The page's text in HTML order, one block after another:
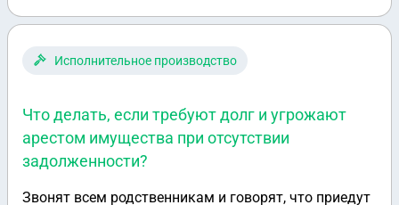
Исполнительное производство
Что делать, если требуют долг и угрожают
арестом имущества при отсутствии
задолженности?
Звонят всем родственникам и говорят, что приедут